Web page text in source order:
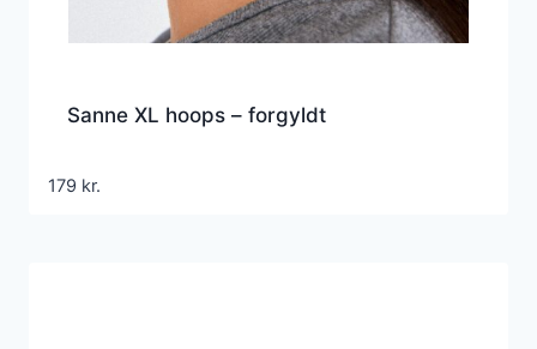
Sanne XL hoops – forgyldt
179 kr.